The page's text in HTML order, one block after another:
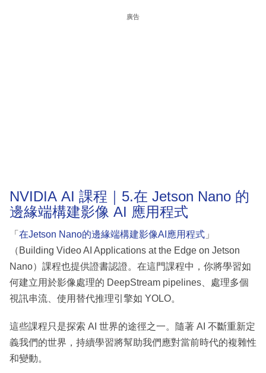
廣告
NVIDIA AI 課程｜5.在 Jetson Nano 的
邊緣端構建影像 AI 應用程式
「 在Jetson Nano的邊緣端構建影像AI應用程式 」
（Building Video AI Applications at the Edge on Jetson
Nano）課程也提供證書認證。在這門課程中，你將學習如
何建立用於影像處理的 DeepStream pipelines、處理多個
視訊串流、使用替代推理引擎如 YOLO。
這些課程只是探索 AI 世界的途徑之一。隨著 AI 不斷重新定
義我們的世界，持續學習將幫助我們應對當前時代的複雜性
和變動。